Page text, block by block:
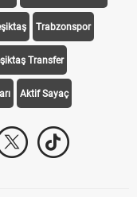
Trabzonspor
Transfer
Aktif Sayaç